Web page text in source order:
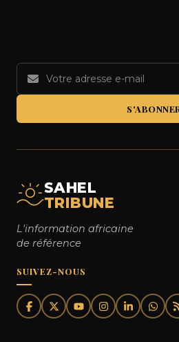
SAHEL
TRIBUNE
L'information africaine
de référence
SUIVEZ-NOUS